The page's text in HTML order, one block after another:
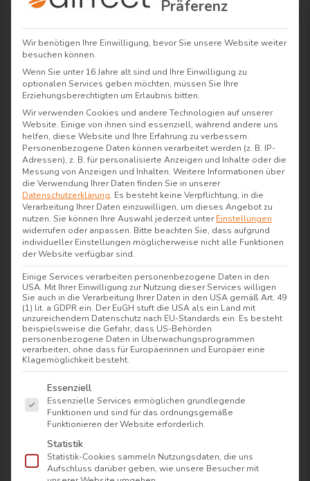
Nachname
E-Mail
Telefonnummer
Auftragsnummer
Art der Retoure
Kommentar
Mit dem Absenden erklärst du dich mit
unserenAllgemeinen Geschäftsbedingungen
Widerrufsbestimmungenund
Präferenz
Wir benötigen Ihre Einwilligung, bevor Sie unsere Website weiter
besuchen können.
Wenn Sie unter 16 Jahre alt sind und Ihre Einwilligung zu
optionalen Services geben möchten, müssen Sie Ihre
Erziehungsberechtigten um Erlaubnis bitten.
Wir verwenden Cookies und andere Technologien auf unserer
Website. Einige von ihnen sind essenziell, während andere uns
helfen, diese Website und Ihre Erfahrung zu verbessern.
Personenbezogene Daten können verarbeitet werden (z. B. IP-
Adressen), z. B. für personalisierte Anzeigen und Inhalte oder die
Messung von Anzeigen und Inhalten. Weitere Informationen über
die Verwendung Ihrer Daten finden Sie in unserer
Datenschutzerklärung. Es besteht keine Verpflichtung, in die
Verarbeitung Ihrer Daten einzuwilligen, um dieses Angebot zu
nutzen. Sie können Ihre Auswahl jederzeit unterEinstellungen
widerrufen oder anpassen. Bitte beachten Sie, dass aufgrund
individueller Einstellungen möglicherweise nicht alle Funktionen
der Website verfügbar sind.
Einige Services verarbeiten personenbezogene Daten in den
USA. Mit Ihrer Einwilligung zur Nutzung dieser Services willigen
Sie auch in die Verarbeitung Ihrer Daten in den USA gemäß Art. 49
(1) lit. a GDPR ein. Der EuGH stuft die USA als ein Land mit
unzureichendem Datenschutz nach EU-Standards ein. Es besteht
beispielsweise die Gefahr, dass US-Behörden
personenbezogene Daten in Überwachungsprogrammen
verarbeiten, ohne dass für Europäerinnen und Europäer eine
Klagemöglichkeit besteht.
Es folgt eine Liste der Service-Gruppen, für die
Essenziell
Essenzielle Services ermöglichen grundlegende
Funktionen und sind für das ordnungsgemäße
Funktionieren der Website erforderlich.
Statistik
Statistik-Cookies sammeln Nutzungsdaten, die uns
Aufschluss darüber geben, wie unsere Besucher mit